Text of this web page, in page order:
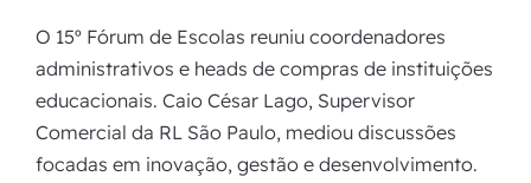
O 15º Fórum de Escolas reuniu coordenadores
administrativos e heads de compras de instituições
educacionais. Caio César Lago, Supervisor
Comercial da RL São Paulo, mediou discussões
focadas em inovação, gestão e desenvolvimento.